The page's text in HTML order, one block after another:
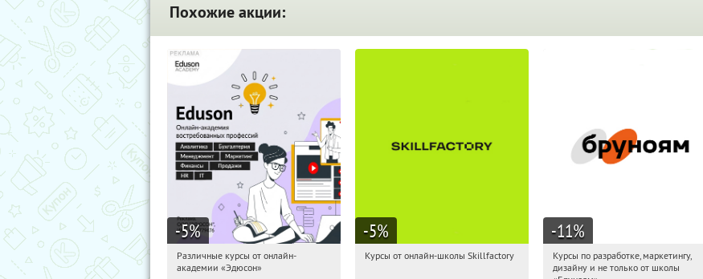
Похожие акции:
-5%
04:56:20 Получили:
Различные курсы от онлайн-
академии «Эдюсон»
-5%
04:56:20
Получи первым!
Курсы от онлайн-школы Skillfactory
-11%
04:56:20
Получи первым!
Курсы по разработке, маркетингу,
дизайну и не только от школы